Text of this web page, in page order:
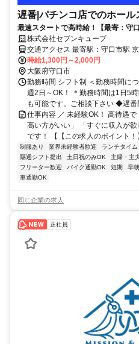
遅番|パチンコ店でのホール
最速スタートで高時給！【最寄：
週2日～＆短時間も可能！しっかり
株式会社セブンキューブ
交通アクセス 最寄駅：守口市駅 京阪線 守口市駅 西口から 徒歩1分 /
M谷町線 守口駅 徒歩5分
時給1,300円～2,000円
大阪府守口市
勤務時間 シフト制 ＜勤務時間に
週2日～OK！ ＊勤務時間は1日5
も可能です。ご相談下さい ◆遅番
仕事内容 ／ 未経験OK！ 高待遇
高い方がいい」 「すぐに収入が
です！ 【【この求人のポイント！
制服あり 業界未経験者歓迎 ランチタイム
隔週シフト提出
土日祝のみOK 主婦・主
フリーター歓迎
バイク通勤OK 短期 早朝
車通勤OK
同じ企業の求人
正社員